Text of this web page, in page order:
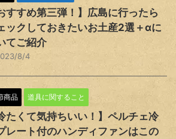
すすめ第三弾！】広島に行ったら
ックしておきたいお土産2選＋αに
てご紹介
8/4
商品 道具に関すること
たくて気持ちいい！】ペルチェ冷
レート付のハンディファンはこの